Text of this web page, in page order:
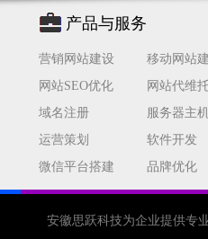
化
原因
产品与服务
营销网站建设
移动网站
网站SEO优化
网站代维
域名注册
服务器主
运营策划
软件开发
微信平台搭建
品牌优化
安徽思跃科技为企业提供专